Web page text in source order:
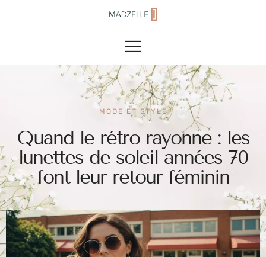
MODE ET STYLE
Quand le rétro rayonne : les
lunettes de soleil années 70
font leur retour féminin